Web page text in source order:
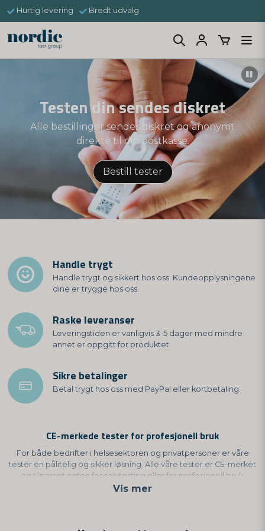
Hurtig levering Bredt udvalg
Testen din sendes diskret
Alle bestillinger sendes diskret og anonymt
direkte til din postkasse.
Bestill tester
Handle trygt
Handle trygt og sikkert hos oss. Kundeopplysningene
dine er trygge hos oss.
Raske leveranser
Leveringstiden er vanligvis 3-5 dager med mindre
annet er oppgitt for produktet.
Sikre betalinger
Betal trygt hos oss med PayPal eller kortbetaling.
CE-merkede tester for profesjonell bruk
For både bedrifter i helsesektoren og privatpersoner er våre
tester en pålitelig og sikker løsning. Alle våre tester er CE-merket
og tilpasset enten for selvtesting eller for profesjonell bruk.
Vis mer